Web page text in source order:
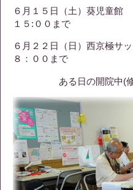
６月１５日（土）葵
１５:００まで
６月２２日（日）西京極
８：００まで
ある日の開院中(修